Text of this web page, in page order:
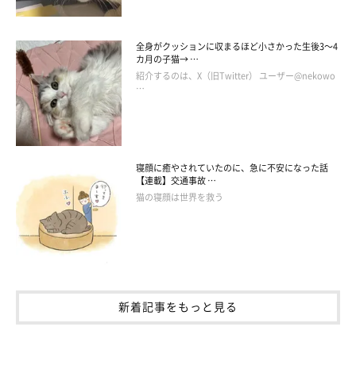
全身がクッションに収まるほど小さかった生後3～4
カ月の子猫→ …
紹介するのは、X（旧Twitter） ユーザー@nekowo
…
寝顔に癒やされていたのに、急に不安になった話
【連載】交通事故 …
猫の寝顔は世界を救う
新着記事をもっと見る